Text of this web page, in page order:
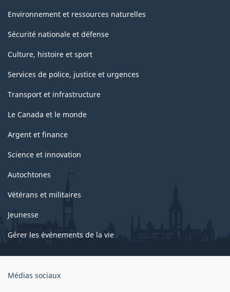
Environnement et ressources naturelles
Sécurité nationale et défense
Culture, histoire et sport
Services de police, justice et urgences
Transport et infrastructure
Le Canada et le monde
Argent et finance
Science et innovation
Autochtones
Vétérans et militaires
Jeunesse
Gérer les événements de la vie
Organisation
Médias sociaux